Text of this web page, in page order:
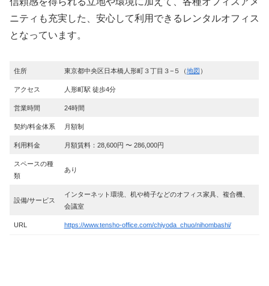
ニティも充実した、安心して利用できるレンタルオフィス
となっています。
住所 東京都中央区日本橋人形町３丁目３−５（地図 ）
アクセス 人形町駅 徒歩4分
営業時間 24時間
契約/料金体系 月額制
利用料金 月額賃料：28,600円 〜 286,000円
スペースの種
類
あり
設備/サービス
インターネット環境、机や椅子などのオフィス家具、複合機、
会議室
URL https://www.tensho-office.com/chiyoda_chuo/nihombashi/